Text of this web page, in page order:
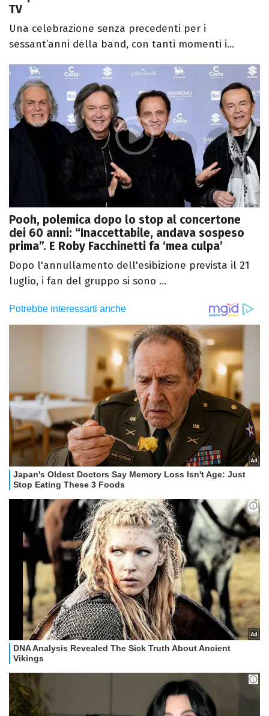
TV
Una celebrazione senza precedenti per i
sessant’anni della band, con tanti momenti i...
Pooh, polemica dopo lo stop al concertone
dei 60 anni: “Inaccettabile, andava sospeso
prima”. E Roby Facchinetti fa ‘mea culpa’
Dopo l'annullamento dell'esibizione prevista il 21
luglio, i fan del gruppo si sono ...